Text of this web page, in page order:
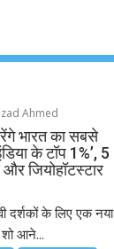
Ahmed
भारत का सबसे
के टॉप 1%’, 5
जियोहॉटस्टार
दर्शकों के लिए एक नया
आने...